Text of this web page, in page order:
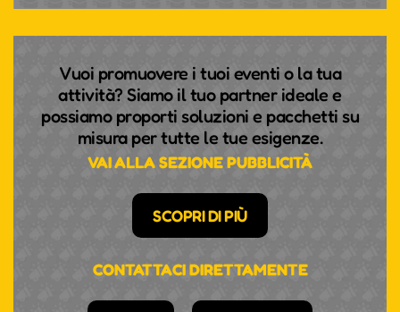
Vuoi promuovere i tuoi eventi o la tua
attività? Siamo il tuo partner ideale e
possiamo proporti soluzioni e pacchetti su
misura per tutte le tue esigenze.
VAI ALLA SEZIONE PUBBLICITÀ
SCOPRI DI PIÙ
CONTATTACI DIRETTAMENTE